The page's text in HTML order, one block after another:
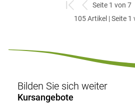
zum
ersten
zurück
zum
Seite 1 von 7
105 Artikel | Seite 1
Bilden Sie sich weiter
Kursangebote